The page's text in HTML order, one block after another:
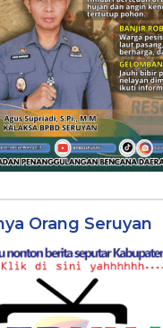
Orang Seruyan